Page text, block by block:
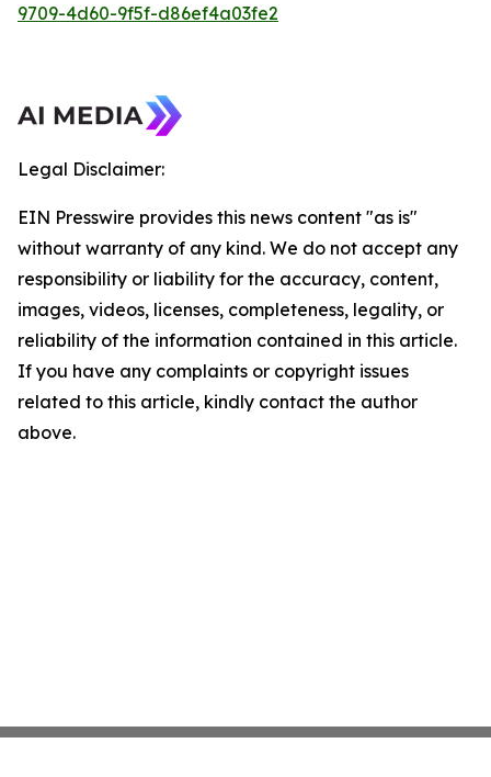
9709-4d60-9f5f-d86ef4a03fe2
Legal Disclaimer:
EIN Presswire provides this news content "as is"
without warranty of any kind. We do not accept any
responsibility or liability for the accuracy, content,
images, videos, licenses, completeness, legality, or
reliability of the information contained in this article.
If you have any complaints or copyright issues
related to this article, kindly contact the author
above.